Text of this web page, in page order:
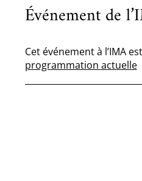
Événement de
Cet événement à l’IMA
programmation actuelle